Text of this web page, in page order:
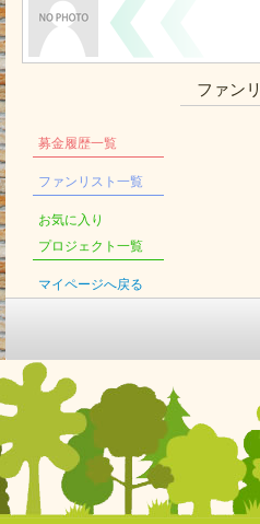
募金履歴一覧
ファンリスト一覧
お気に入り
プロジェクト一覧
マイページへ戻る
ファン